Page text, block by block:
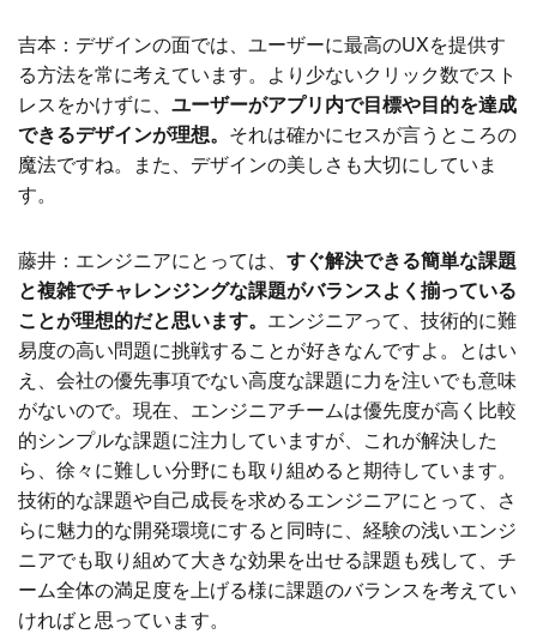
吉本：デザインの面では、ユーザーに最高のUXを提供す
る方法を常に考えています。より少ないクリック数でスト
レスをかけずに、 ユーザーがアプリ内で目標や目的を達成
できるデザインが理想。 それは確かにセスが言うところの
魔法ですね。また、デザインの美しさも大切にしていま
す。
藤井：エンジニアにとっては、 すぐ解決できる簡単な課題
と複雑でチャレンジングな課題がバランスよく揃っている
ことが理想的だと思います。 エンジニアって、技術的に難
易度の高い問題に挑戦することが好きなんですよ。とはい
え、会社の優先事項でない高度な課題に力を注いでも意味
がないので。現在、エンジニアチームは優先度が高く比較
的シンプルな課題に注力していますが、これが解決した
ら、徐々に難しい分野にも取り組めると期待しています。
技術的な課題や自己成長を求めるエンジニアにとって、さ
らに魅力的な開発環境にすると同時に、経験の浅いエンジ
ニアでも取り組めて大きな効果を出せる課題も残して、チ
ーム全体の満足度を上げる様に課題のバランスを考えてい
ければと思っています。